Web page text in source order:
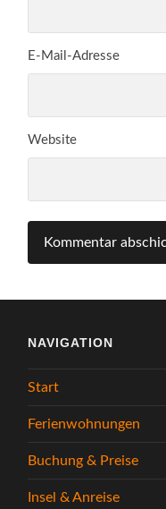
E-Mail-Adresse
Website
NAVIGATION
Start
Ferienwohnungen
Buchung & Preise
Insel & Anreise